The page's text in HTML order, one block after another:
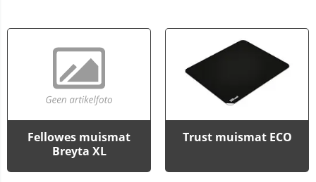
Fellowes muismat
Breyta XL
Trust muismat ECO